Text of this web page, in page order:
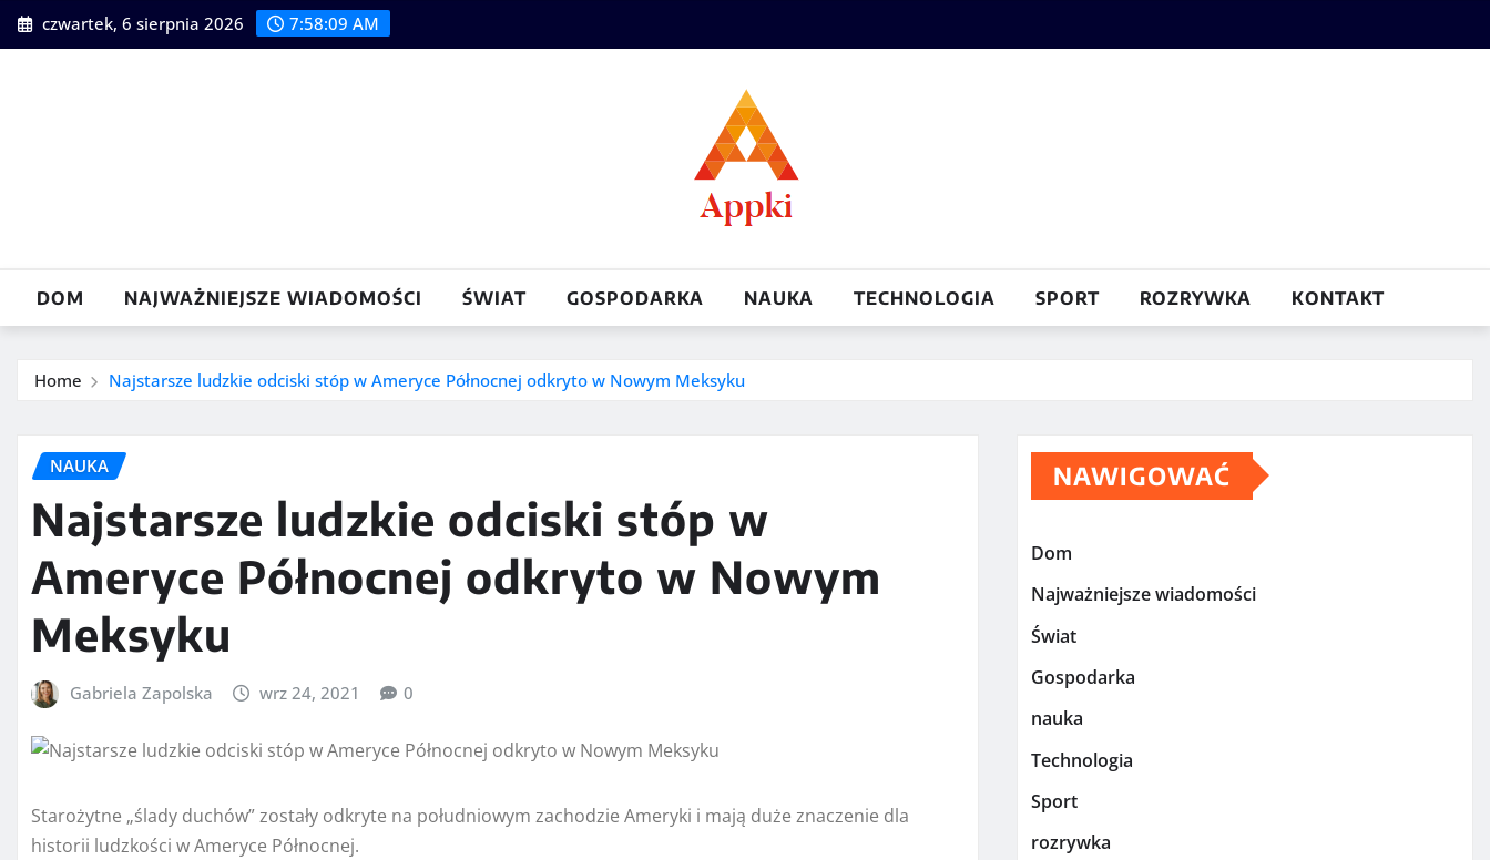
Skip
to
czwartek, 6 sierpnia 2026 7:58:10 AM
DOM NAJWAŻNIEJSZE WIADOMOŚCI ŚWIAT GOSPODARKA NAUKA TECHNOLOGIA SPORT ROZRYWKA KONTAKT
Home Najstarsze ludzkie odciski stóp w Ameryce Północnej odkryto w Nowym Meksyku
NAUKA
Najstarsze ludzkie odciski stóp w
Ameryce Północnej odkryto w Nowym
Meksyku
Gabriela Zapolska wrz 24, 2021 0
Starożytne „ślady duchów” zostały odkryte na południowym zachodzie Ameryki i mają duże znaczenie dla
historii ludzkości w Ameryce Północnej.
NAWIGOWAĆ
Dom
Najważniejsze wiadomości
Świat
Gospodarka
nauka
Technologia
Sport
rozrywka